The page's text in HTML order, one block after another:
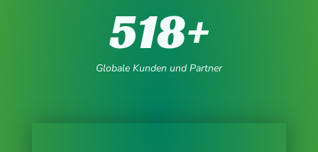
Globale Kunden und Partner
518+